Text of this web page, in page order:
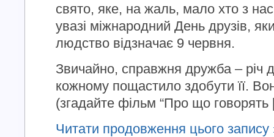
свято, яке, на жаль, мало хто з
увазі міжнародний День друзів,
людство відзначає 9 червня.
Звичайно, справжня дружба – річ
кожному пощастило здобути її.
(згадайте фільм “Про що говорять
Читати продовження цього запису